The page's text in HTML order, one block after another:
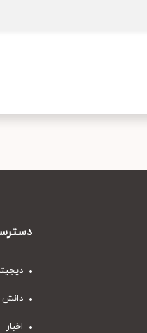
دانش
اخبار